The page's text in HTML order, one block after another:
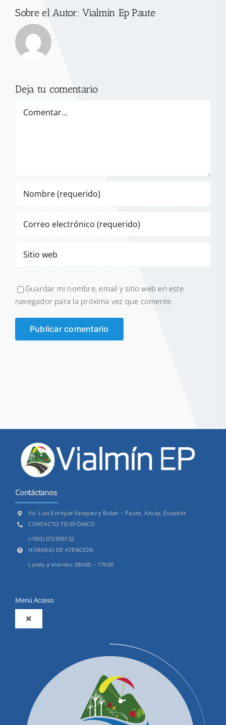
Sobre el Autor:Vialmin Ep Paute
Deja tu comentario
Guardar mi nombre, email y sitio web en este
navegador para la próxima vez que comente.
Contáctanos
Av. Luis Enrique Vasquez y Bulan – Paute, Azuay, Ecuador
CONTACTO TELEFÓNICO
(+593) 072509132
HORARIO DE ATENCIÓN
Lunes a Viernes: 08h00 – 17h00
Menú Acceso
Toggle
Productos y Servicios
Convocatorias Precalificación